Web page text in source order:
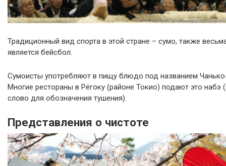
Традиционный вид спорта в этой стране – сумо, также
является бейсбол.
Сумоисты употребляют в пищу блюдо под названием
Многие рестораны в Рёгоку (районе Токио) подают это набэ
слово для обозначения тушения).
Представления о чистоте